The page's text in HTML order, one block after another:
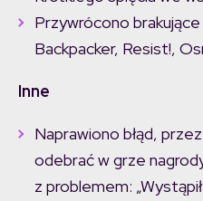
Przywrócono
Backpacker, Resist!,
Inne
Naprawiono błąd,
odebrać w grze
z problemem: